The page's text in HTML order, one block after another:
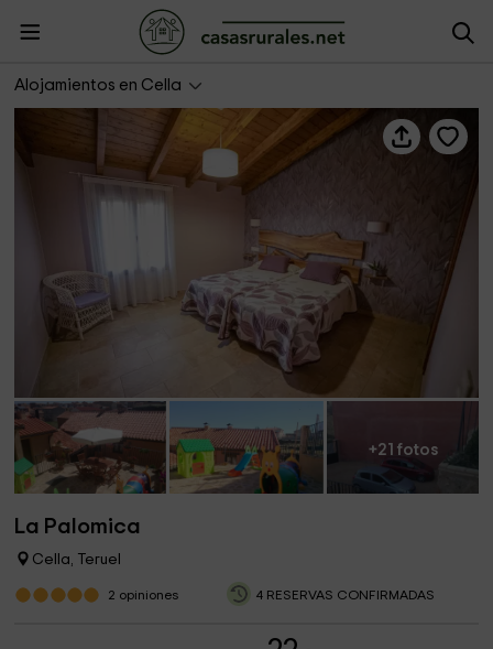
Alojamientos en Cella
+21 fotos
La Palomica
Cella, Teruel
2 opiniones 4 RESERVAS CONFIRMADAS